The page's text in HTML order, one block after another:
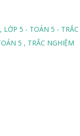
LỚP 5 - TOÁN 5 -
5
TRẮC NGHIỆM